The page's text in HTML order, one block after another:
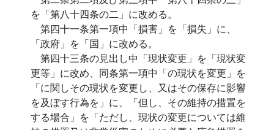
を「第八十四条の二」に改める。
第四十一条第一項中「損害」を「損失」に、
「政府」を「国」に改める。
第四十三条の見出し中「現状変更」を「現状変
更等」に改め、同条第一項中「の現状を変更」を
「に関しその現状を変更し、又はその保存に影響
を及ぼす行為を」に、「但し、その維持の措置を
する場合」を「ただし、現状の変更については維